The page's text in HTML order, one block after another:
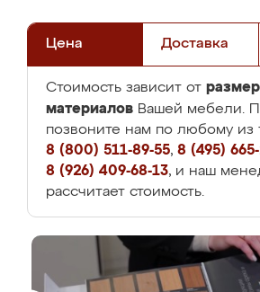
Цена Доставка
Стоимость зависит от
материалов Вашей мебели.
позвоните нам по любому из
8 (800) 511-89-55, 8 (495)
8 (926) 409-68-13, и наш
рассчитает стоимость.